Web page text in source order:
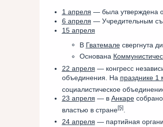
1 апреля — была утверждена
6 апреля — Учредительным
15 апреля
В Гватемалесвергнута
Основана
22 апреля — конгресс
объединения. На празднике 1
социалистическое
23 апреля — в Анкаресобрано
властью в стране[5].
24 апреля — партийная